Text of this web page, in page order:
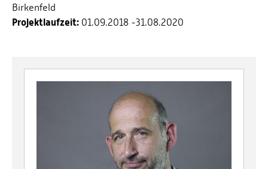
Birkenfeld
Projektlaufzeit: 01.09.2018 -31.08.2020